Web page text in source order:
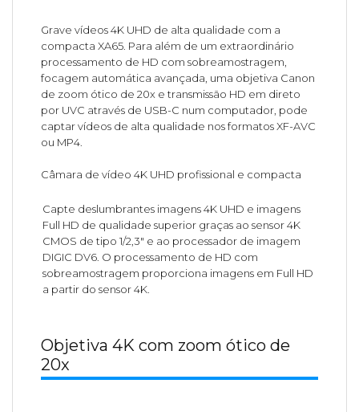
Grave vídeos 4K UHD de alta qualidade com a
compacta XA65. Para além de um extraordinário
processamento de HD com sobreamostragem,
focagem automática avançada, uma objetiva Canon
de zoom ótico de 20x e transmissão HD em direto
por UVC através de USB-C num computador, pode
captar vídeos de alta qualidade nos formatos XF-AVC
ou MP4.
Câmara de vídeo 4K UHD profissional e compacta
Capte deslumbrantes imagens 4K UHD e imagens
Full HD de qualidade superior graças ao sensor 4K
CMOS de tipo 1/2,3" e ao processador de imagem
DIGIC DV6. O processamento de HD com
sobreamostragem proporciona imagens em Full HD
a partir do sensor 4K.
Objetiva 4K com zoom ótico de
20x